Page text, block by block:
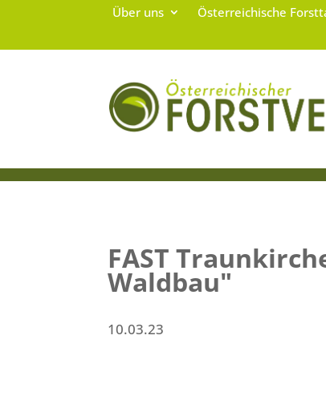
Über uns Österreichische
FAST
Waldbau"
10.03.23